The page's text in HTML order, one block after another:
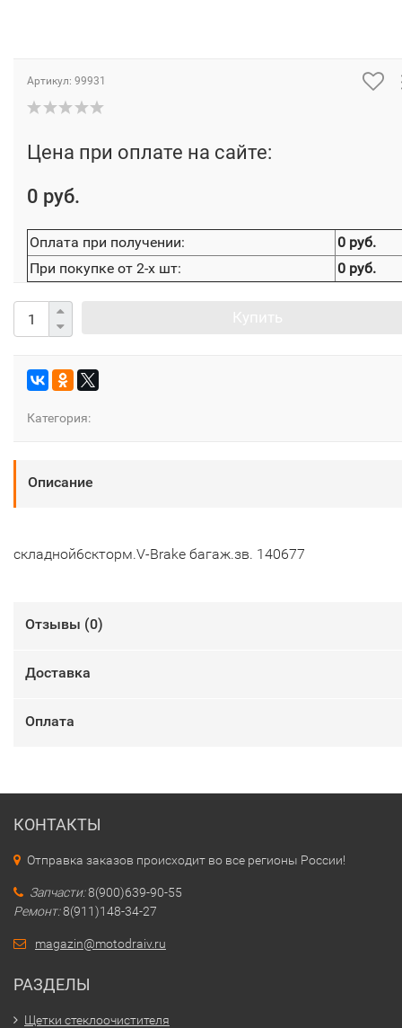
Артикул: 99931
Цена при оплате на сайте:
0 руб.
Оплата при получении:
0 руб.
При покупке от 2-х шт:
0 руб.
Категория:
Описание
складной6скторм.V-Brake багаж.зв. 140677
Отзывы (0)
Доставка
Оплата
КОНТАКТЫ
Отправка заказов происходит во все регионы России!
Запчасти:8(900)639-90-55
Ремонт:8(911)148-34-27
magazin@motodraiv.ru
РАЗДЕЛЫ
Щетки стеклоочистителя